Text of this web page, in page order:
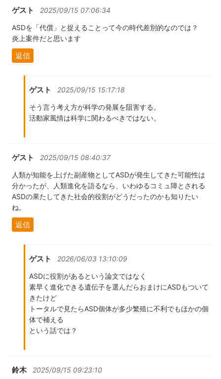
ゲスト 2025/09/15 07:06:34
ASDを「代償」と捉えることって今の時代差別的なのでは？
炎上案件だと思います
返信
ゲスト 2025/09/15 15:17:18
そう言う考え方が科学の発展を阻害する。
活動家風情は科学に関わるべきではない。
ゲスト 2025/09/15 08:40:37
人類が知能を上げた副産物としてASDが発生してきた可能性は
分かったが、人類進化を語るなら、いわゆるコミュ障とされる
ASDの果たしてきた社会的役割がどうだったのかも知りたい
ね。
返信
ゲスト 2026/06/03 13:10:09
ASDに役割があるという論文ではなく
素早く進化できる遺伝子を選んだらおまけにASDもついて
きたけど
トータルで見たらASD個体が多少繁殖に不利でもほかの個
体で補える
という話では？
鈴木 2025/09/15 09:23:10